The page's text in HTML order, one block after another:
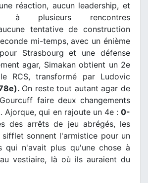
réaction, aucun leadership, et
à plusieurs rencontres
tentative de construction
mi-temps, avec un énième
Strasbourg et une défense
agar, Simakan obtient un 2e
RCS, transformé par Ludovic
On reste tout autant agar de
faire deux changements
Ajorque, qui en rajoute un 4e : 0-
des arrêts de jeu abrégés, les
sonnent l'armistice pour un
qui n'avait plus qu'une chose à
vestiaire, là où ils auraient du